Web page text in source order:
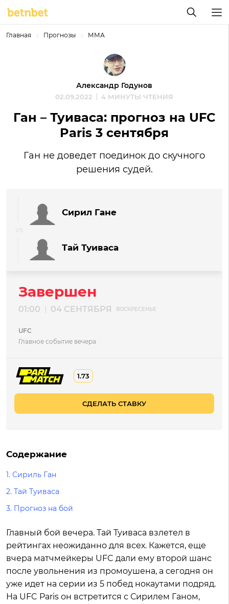
Главная Прогнозы ММА
Александр Годунов
02.09.2022 4 МИНУТЫ ЧТЕНИЯ
Ган – Туиваса: прогноз на UFC
Paris 3 сентября
Ган не доведет поединок до скучного
решения судей.
Сирил Гане
Тай Туиваса
Завершен
01:00 04 СЕНТЯБРЯ ВОСКРЕСЕНЬЕ
UFC
Главное событие вечера
1.73
СДЕЛАТЬ СТАВКУ
Содержание
1. Сириль Ган
2. Тай Туиваса
3. Прогноз на бой
Главный бой вечера. Тай Туиваса взлетел в
рейтингах неожиданно для всех. Кажется, еще
вчера матчмейкеры UFC дали ему второй шанс
после увольнения из промоушена, а сегодня он
уже идет на серии из 5 побед нокаутами подряд.
На UFC Paris он встретится с Сирилем Ганом,